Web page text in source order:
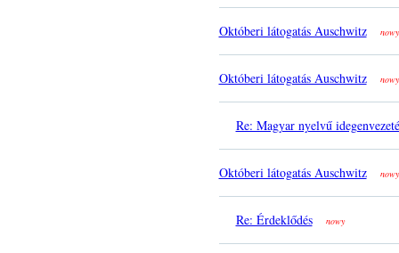
Októberi látogatás Auschwitz nowy
Októberi látogatás Auschwitz nowy
Re: Magyar nyelvű
Októberi látogatás Auschwitz nowy
Re: Érdeklődés nowy